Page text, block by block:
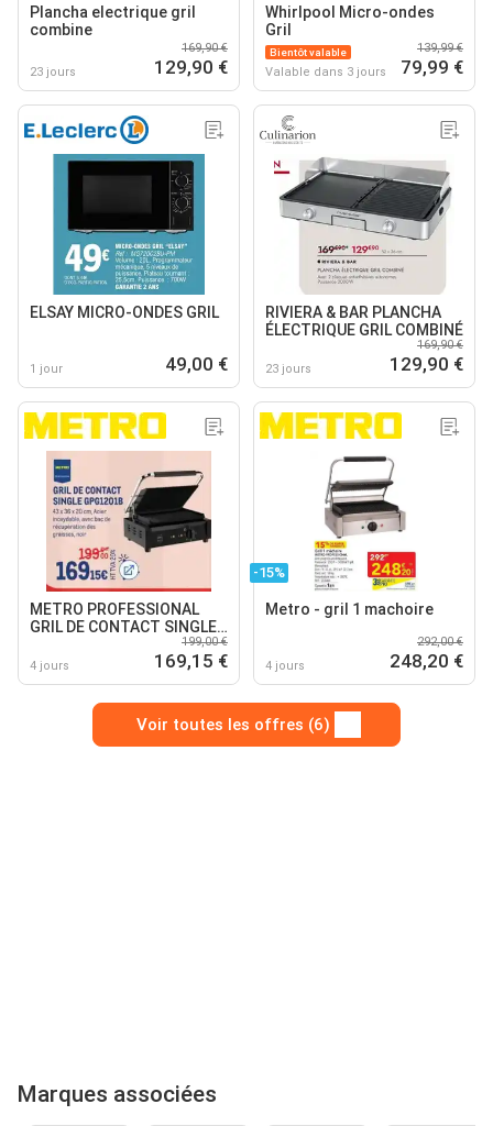
Plancha electrique gril
combine
23 jours
169,90 €
129,90 €
Whirlpool Micro-ondes
Gril
Bientôt valable
Valable dans 3 jours
139,99 €
79,99 €
ELSAY MICRO-ONDES GRIL
1 jour 49,00 €
RIVIERA & BAR PLANCHA
ÉLECTRIQUE GRIL COMBINÉ
23 jours
169,90 €
129,90 €
METRO PROFESSIONAL
GRIL DE CONTACT SINGLE
4 jours
199,00 €
169,15 €
-15%
Metro - gril 1 machoire
4 jours
292,00 €
248,20 €
Voir toutes les offres (6)
Marques associées